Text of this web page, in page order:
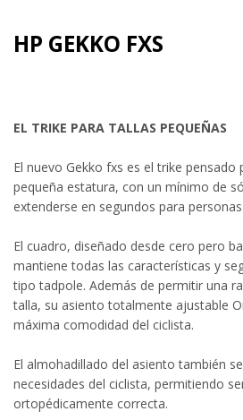
HP GEKKO FXS
EL TRIKE PARA TALLAS PEQUEÑAS
El nuevo Gekko fxs es el trike pensado
pequeña estatura, con un mínimo de
extenderse en segundos para
El cuadro, diseñado desde cero pero
mantiene todas las características y
tipo tadpole. Además de permitir una
talla, su asiento totalmente ajustable
máxima comodidad del ciclista.
El almohadillado del asiento también
necesidades del ciclista, permitiendo
ortopédicamente correcta.